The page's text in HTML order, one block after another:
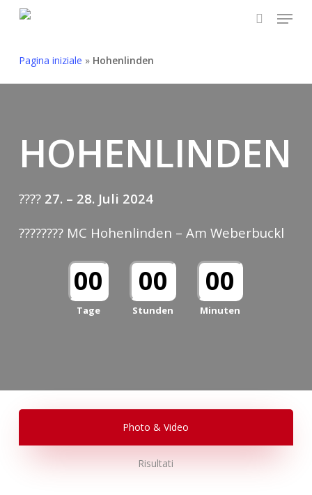
content
Menu
Pagina iniziale » Hohenlinden
HOHENLINDEN
???? 27. – 28. Juli 2024
???????? MC Hohenlinden – Am Weberbuckl
00
Tage
00
Stunden
00
Minuten
Photo & Video
Risultati